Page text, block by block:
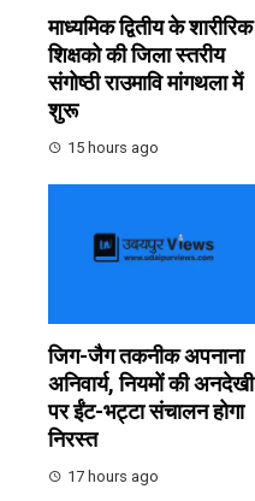
माध्यमिक द्वितीय के शारीरिक
शिक्षको की जिला स्तरीय
संगोष्ठी राउमावि मांगथला में
शुरू
15 hours ago
जिग-जैग तकनीक अपनाना
अनिवार्य, नियमों की अनदेखी
पर ईंट-भट्टा संचालन होगा
निरस्त
17 hours ago